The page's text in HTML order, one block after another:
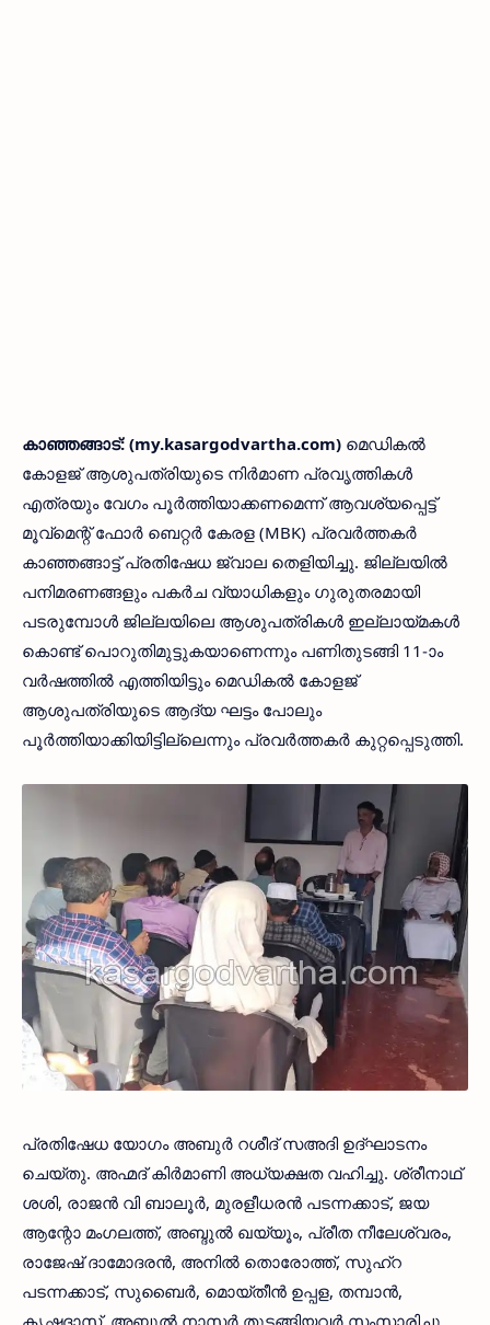
കാഞ്ഞങ്ങാട്: (my.kasargodvartha.com) മെഡികല്‍
കോളജ് ആശുപത്രിയുടെ നിര്‍മാണ പ്രവൃത്തികള്‍
എത്രയും വേഗം പൂര്‍ത്തിയാക്കണമെന്ന് ആവശ്യപ്പെട്ട്
മൂവ്‌മെന്റ് ഫോര്‍ ബെറ്റര്‍ കേരള (MBK) പ്രവര്‍ത്തകര്‍
കാഞ്ഞങ്ങാട്ട് പ്രതിഷേധ ജ്വാല തെളിയിച്ചു. ജില്ലയില്‍
പനിമരണങ്ങളും പകര്‍ച വ്യാധികളും ഗുരുതരമായി
പടരുമ്പോള്‍ ജില്ലയിലെ ആശുപത്രികള്‍ ഇല്ലായ്മകള്‍
കൊണ്ട് പൊറുതിമുട്ടുകയാണെന്നും പണിതുടങ്ങി 11-ാം
വര്‍ഷത്തില്‍ എത്തിയിട്ടും മെഡികല്‍ കോളജ്
ആശുപത്രിയുടെ ആദ്യ ഘട്ടം പോലും
പൂര്‍ത്തിയാക്കിയിട്ടില്ലെന്നും പ്രവര്‍ത്തകര്‍ കുറ്റപ്പെടുത്തി.
പ്രതിഷേധ യോഗം അബുര്‍ റശീദ് സഅദി ഉദ്ഘാടനം
ചെയ്തു. അഹ്മദ് കിര്‍മാണി അധ്യക്ഷത വഹിച്ചു. ശ്രീനാഥ്
ശശി, രാജന്‍ വി ബാലൂര്‍, മുരളീധരന്‍ പടന്നക്കാട്, ജയ
ആന്റോ മംഗലത്ത്, അബ്ദുല്‍ ഖയ്യൂം, പ്രീത നീലേശ്വരം,
രാജേഷ് ദാമോദരന്‍, അനില്‍ തൊരോത്ത്, സുഹ്റ
പടന്നക്കാട്, സുബൈര്‍, മൊയ്തീന്‍ ഉപ്പള, തമ്പാന്‍,
കൃഷ്ണദാസ്, അബ്ദുല്‍ നാസര്‍ തുടങ്ങിയവര്‍ സംസാരിച്ചു.